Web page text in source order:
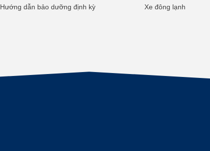
Hướng dẫn bảo dưỡng định kỳ Xe đông lạnh